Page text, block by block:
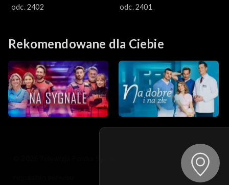
odc. 2402
odc. 2401
Rekomendowane dla Ciebie